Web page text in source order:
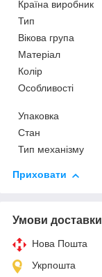
Країна виробник
Тип
Вікова група
Матеріал
Колір
Особливості
Упаковка
Стан
Тип механізму
Приховати
Умови доставки
Нова Пошта
Укрпошта